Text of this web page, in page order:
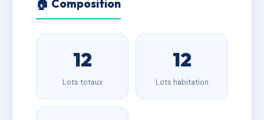
🏠 Composition
12
Lots totaux
12
Lots habitation